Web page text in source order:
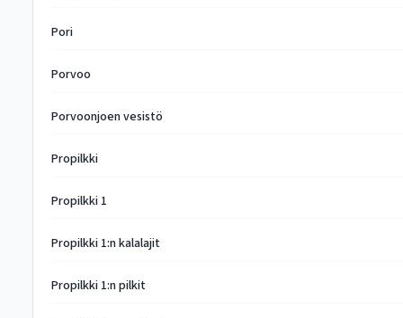
Pori
Porvoo
Porvoonjoen vesistö
Propilkki
Propilkki 1
Propilkki 1:n kalalajit
Propilkki 1:n pilkit